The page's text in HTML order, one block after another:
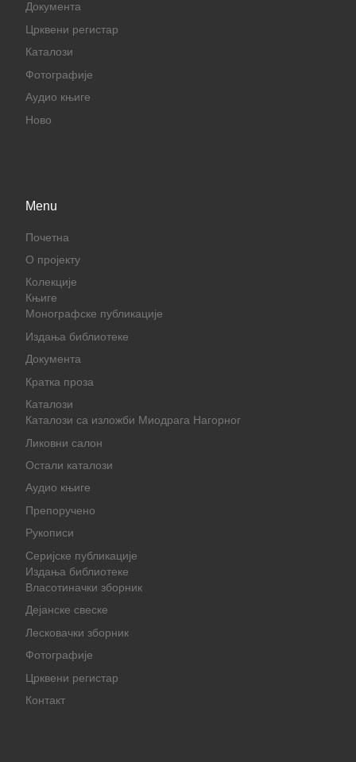
Документа
Црквени регистар
Каталози
Фотографије
Аудио књиге
Ново
Menu
Почетна
О пројекту
Колекције
Књиге
Монографске публикације
Издања библиотеке
Документа
Кратка проза
Каталози
Каталози са изложби Миодрага Нагорног
Ликовни салон
Остали каталози
Аудио књиге
Препоручено
Рукописи
Серијске публикације
Издања библиотеке
Власотиначки зборник
Дејанске свеске
Лесковачки зборник
Фотографије
Црквени регистар
Контакт